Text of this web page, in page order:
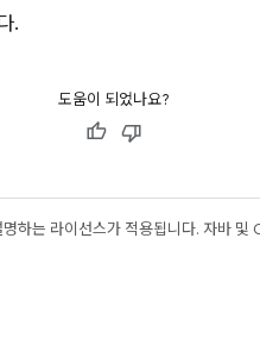
.
도움이 되었나요?
명하는 라이선스가 적용됩니다. 자바